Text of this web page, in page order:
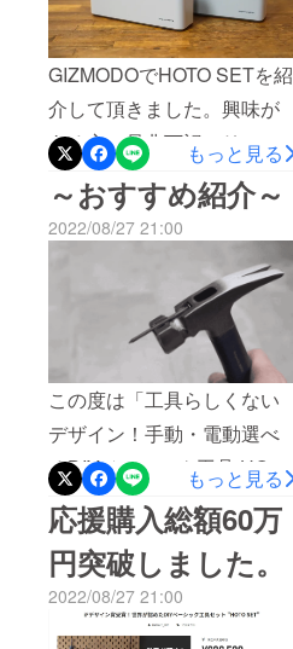
とても分かりやすい記事に
なっていますので、お悩み
の方はぜひ参考にしてみて
ください！▼レビュー記事
はこちら
▼https://www.gizmodo.jp/art
icle/machi-ya-
945549-pju/machi-ya価格で
の販売のチャンスは今だ
け！プロジェクト終了後の
お問い合わせが増えていま
すので、ご興味のある方は
ぜひ期間中のお買い逃しが
ないようにお願い致します
♪BRIGHTチーム
GIZMODOでHOTO SETを紹
介して頂きました。興味が
ある方、是非下記のリンク
からアクセスしてみてくだ
さい。
https://www.gizmodo.jp/amp/
hoto_diy_set-review.htmlよ
ろしくお願い申し上げま
す。BRIGHT DIYサポート
チーム
もっと見る
～おすすめ紹介～
2022/08/27 21:00
この度は「工具らしくない
デザイン！手動・電動選べ
るDIYベーシック工具 HOTO
SET」をご支援頂き誠にあ
りがとうございます！本日
は、HOTO DIY SETの
「HOTO ネイルハンマー」
について少しご紹介してい
もっと見る
応援購入総額60万
円突破しました。
2022/08/27 21:00